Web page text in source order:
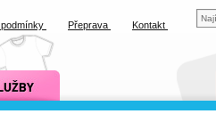
Přeprava Kontakt